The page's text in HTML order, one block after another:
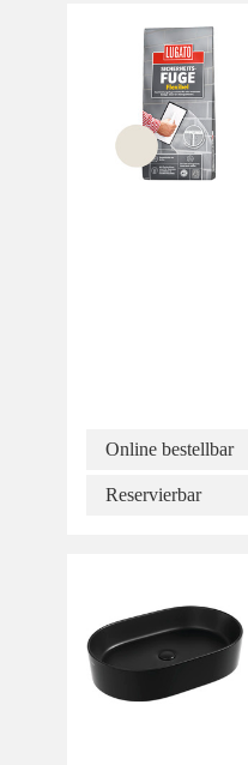
Online bestellbar
Reservierbar